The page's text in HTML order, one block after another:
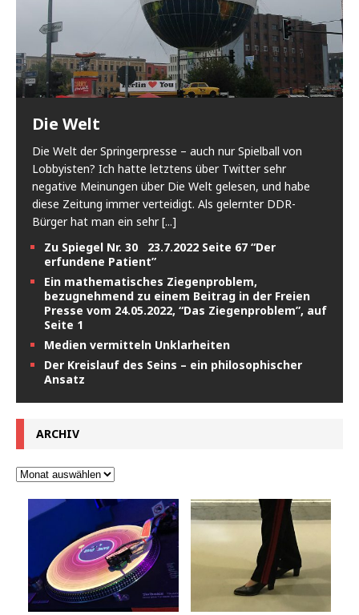
Die Welt
Die Welt der Springerpresse – auch nur Spielball von
Lobbyisten? Ich hatte letztens über Twitter sehr
negative Meinungen über Die Welt gelesen, und habe
diese Zeitung immer verteidigt. Als gelernter DDR-
Bürger hat man ein sehr[...]
Zu Spiegel Nr. 30 23.7.2022 Seite 67 “Der
erfundene Patient”
Ein mathematisches Ziegenproblem,
bezugnehmend zu einem Beitrag in der Freien
Presse vom 24.05.2022, “Das Ziegenproblem”, auf
Seite 1
Medien vermitteln Unklarheiten
Der Kreislauf des Seins – ein philosophischer
Ansatz
ARCHIV